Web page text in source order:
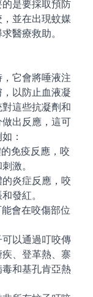
是要採取預防
並在出現蚊媒
醫療救助。
它會將唾液注
以防止血液凝
這些抗凝劑和
出反應，這可
：
免疫反應，咬
激。
炎症反應，咬
發紅。
會在咬傷部位
以通過叮咬傳
、登革熱、寨
和基孔肯亞熱